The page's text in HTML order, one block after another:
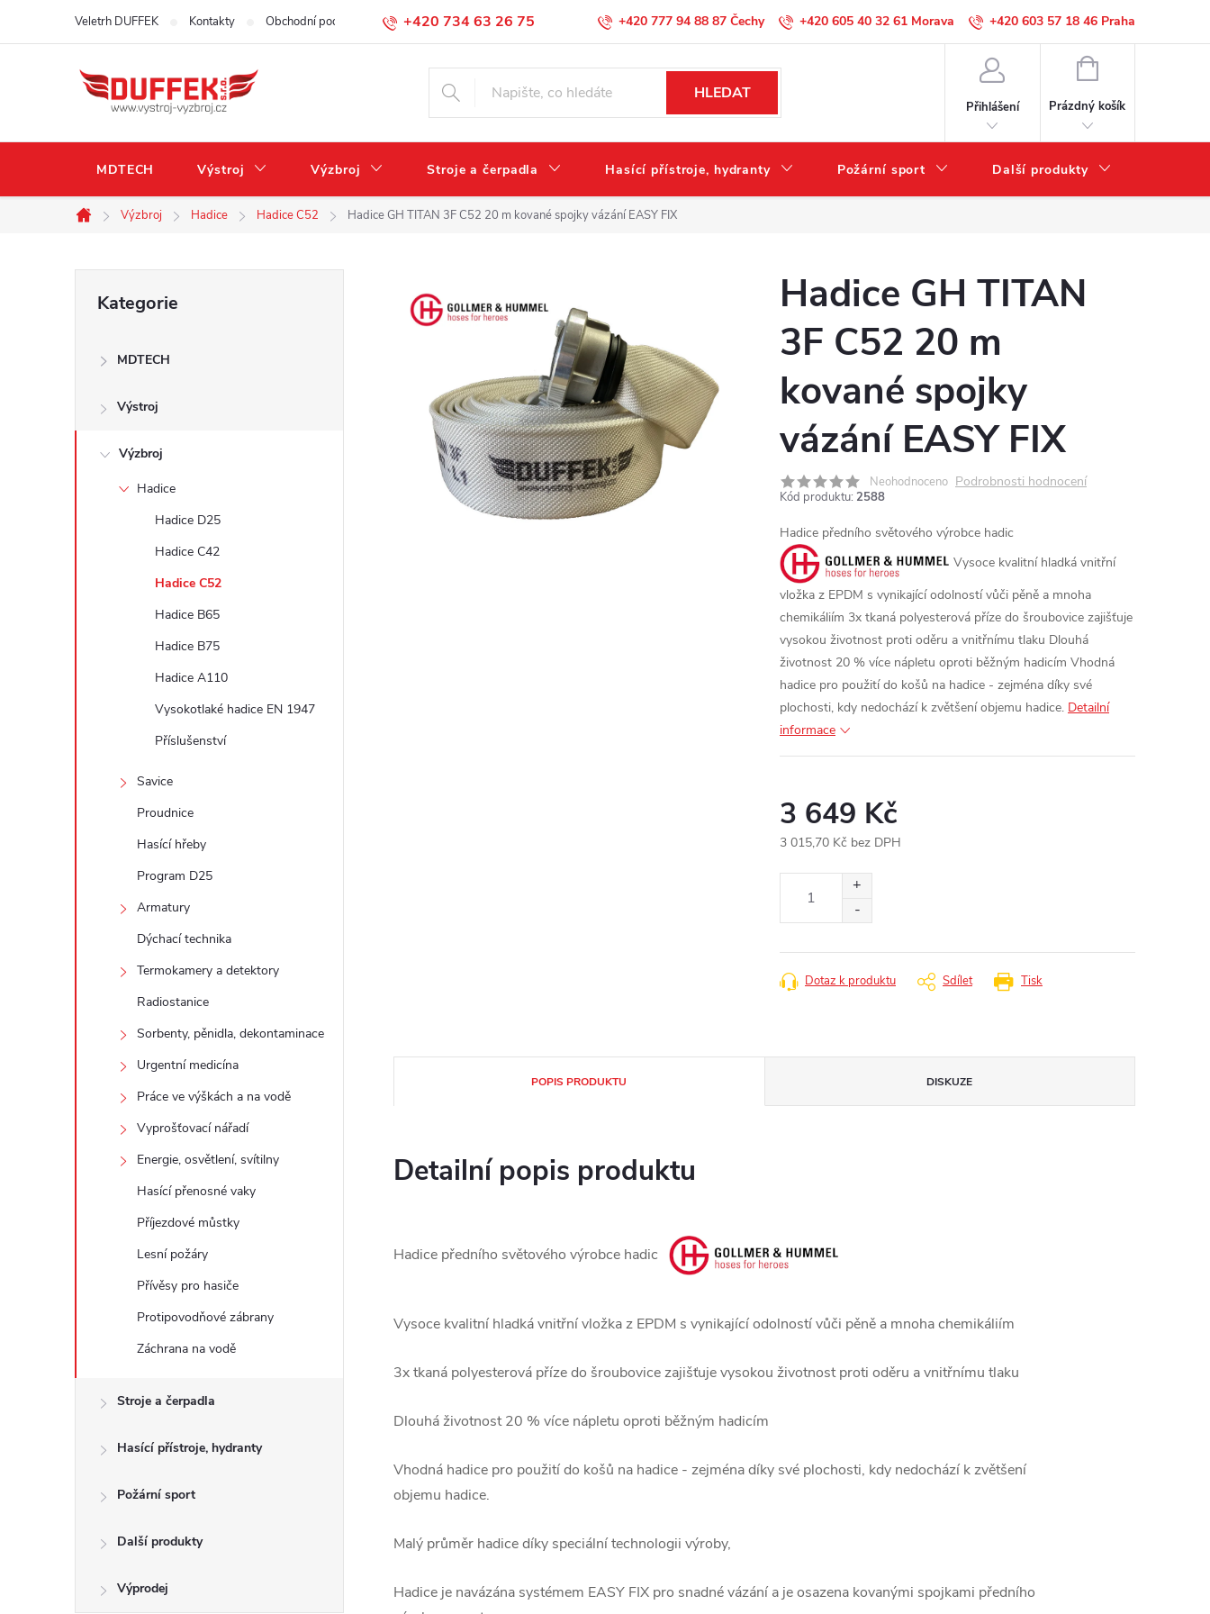
+420 734 63 26 75
Veletrh DUFFEK Kontakty Obchodní podmínky Podmínky ochrany osobních údajů +420 777 94 88 87 +420 605 40 32 61 +420 603 57 18 46
HLEDAT
Přihlášení
NÁKUPNÍ
Prázdný košík
MDTECH Výstroj Výzbroj Stroje a čerpadla Hasící přístroje, hydranty Požární sport Další produkty
Domů
Výzbroj Hadice Hadice C52 Hadice GH TITAN 3F C52 20 m kované spojky vázání EASY FIX
t
kategorie
Kategorie
MDTECH
Výstroj
Výzbroj
Hadice
Hadice D25
Hadice C42
Hadice C52
Hadice B65
Hadice B75
Hadice A110
Vysokotlaké hadice EN 1947
Příslušenství
Savice
Proudnice
Hasící hřeby
Program D25
Armatury
Dýchací technika
Termokamery a detektory
Radiostanice
Sorbenty, pěnidla, dekontaminace
Urgentní medicína
Práce ve výškách a na vodě
Vyprošťovací nářadí
Energie, osvětlení, svítilny
Hasící přenosné vaky
Příjezdové můstky
Lesní požáry
Přívěsy pro hasiče
Protipovodňové zábrany
Záchrana na vodě
Stroje a čerpadla
Hasící přístroje, hydranty
Požární sport
Další produkty
Výprodej
Hadice GH TITAN
3F C52 20 m
kované spojky
vázání EASY FIX
Neohodnoceno Podrobnosti hodnocení
Kód produktu: 2588
Hadice předního světového výrobce hadic
Vysoce kvalitní hladká vnitřní
vložka z EPDM s vynikající odolností vůči pěně a mnoha
chemikáliím 3x tkaná polyesterová příze do šroubovice zajišťuje
vysokou životnost proti oděru a vnitřnímu tlaku Dlouhá
životnost 20 % více nápletu oproti běžným hadicím Vhodná
hadice pro použití do košů na hadice - zejména díky své
plochosti, kdy nedochází k zvětšení objemu hadice. Detailní
informace
3 649 Kč
3 015,70 Kč bez DPH
Tisk
Dotaz k produktu Sdílet
POPIS PRODUKTU DISKUZE
Detailní popis produktu
Hadice předního světového výrobce hadic
Vysoce kvalitní hladká vnitřní vložka z EPDM s vynikající odolností vůči pěně a mnoha chemikáliím
3x tkaná polyesterová příze do šroubovice zajišťuje vysokou životnost proti oděru a vnitřnímu tlaku
Dlouhá životnost 20 % více nápletu oproti běžným hadicím
Vhodná hadice pro použití do košů na hadice - zejména díky své plochosti, kdy nedochází k zvětšení
objemu hadice.
Malý průměr hadice díky speciální technologii výroby,
Hadice je navázána systémem EASY FIX pro snadné vázání a je osazena kovanými spojkami předního